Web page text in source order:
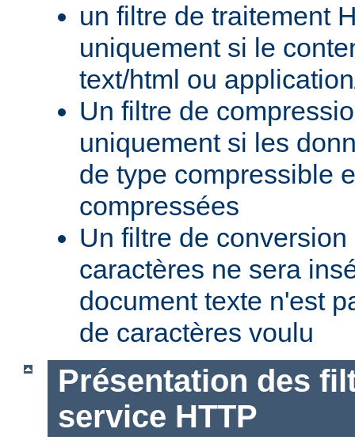
un filtre de traitement
uniquement si le
text/html ou
Un filtre de
uniquement si les
de type compressible
compressées
Un filtre de
caractères ne sera
document texte n'est
de caractères voulu
Présentation des
service HTTP